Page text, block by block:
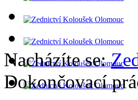
Nacházíte se:
Dokončovací